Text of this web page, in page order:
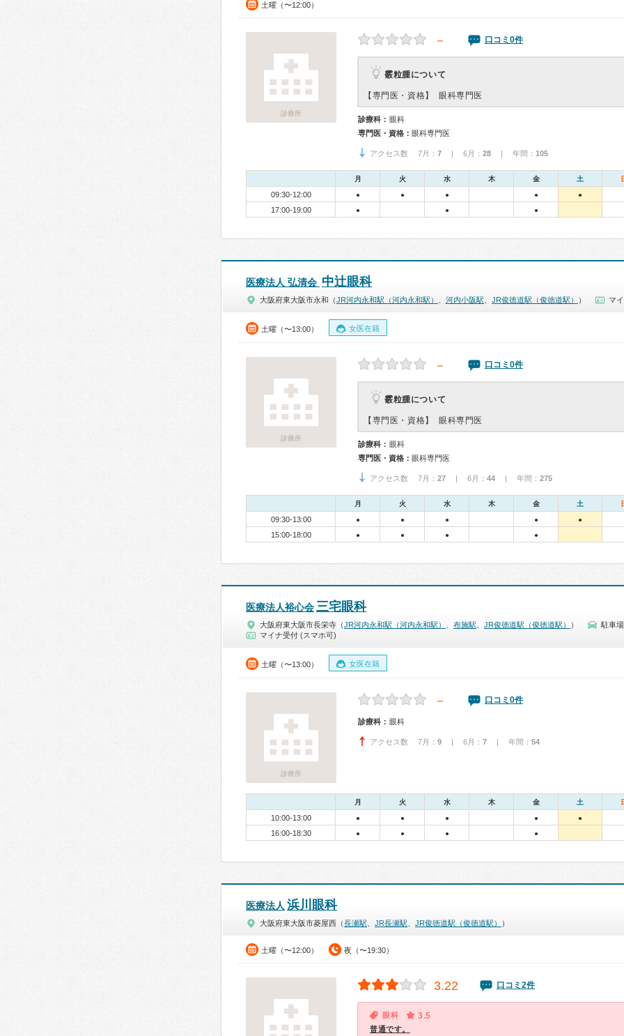
土曜（〜12:00）
診療所
－ 口コミ0件
霰粒腫について
【専門医・資格】 眼科専門医
診療科： 眼科
専門医・資格： 眼科専門医
アクセス数 7月： 7 | 6月： 28 | 年間： 105
月 火 水 木 金 土
09:30-12:00 ● ● ● ● ●
17:00-19:00 ● ● ●
医療法人 弘清会 中辻眼科
大阪府東大阪市永和（JR河内永和駅（河内永和駅） 河内小阪駅 JR俊徳道駅（俊徳道駅） ） マ
土曜（〜13:00） 女医在籍
診療所
－ 口コミ0件
霰粒腫について
【専門医・資格】 眼科専門医
診療科： 眼科
専門医・資格： 眼科専門医
アクセス数 7月： 27 | 6月： 44 | 年間： 275
月 火 水 木 金 土
09:30-13:00 ● ● ● ● ●
15:00-18:00 ● ● ● ●
医療法人裕心会三宅眼科
大阪府東大阪市長栄寺（JR河内永和駅（河内永和駅） 布施駅 JR俊徳道駅（俊徳道駅） ）
駐車
マイナ受付 (スマホ可)
土曜（〜13:00） 女医在籍
診療所
－ 口コミ0件
診療科： 眼科
アクセス数 7月： 9 | 6月： 7 | 年間： 54
月 火 水 木 金 土
10:00-13:00 ● ● ● ● ●
16:00-18:30 ● ● ● ●
医療法人 浜川眼科
大阪府東大阪市菱屋西（長瀬駅 JR長瀬駅 JR俊徳道駅（俊徳道駅） ）
土曜（〜12:00） 夜（〜19:30）
3.22 口コミ2件
眼科 3.5
普通です。